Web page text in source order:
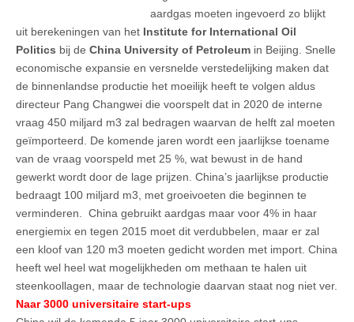
aardgas moeten ingevoerd zo blijkt
uit berekeningen van het Institute for International Oil
Politics bij de China University of Petroleum in Beijing. Snelle
economische expansie en versnelde verstedelijking maken dat
de binnenlandse productie het moeilijk heeft te volgen aldus
directeur Pang Changwei die voorspelt dat in 2020 de interne
vraag 450 miljard m3 zal bedragen waarvan de helft zal moeten
geïmporteerd. De komende jaren wordt een jaarlijkse toename
van de vraag voorspeld met 25 %, wat bewust in de hand
gewerkt wordt door de lage prijzen. China’s jaarlijkse productie
bedraagt 100 miljard m3, met groeivoeten die beginnen te
verminderen. China gebruikt aardgas maar voor 4% in haar
energiemix en tegen 2015 moet dit verdubbelen, maar er zal
een kloof van 120 m3 moeten gedicht worden met import. China
heeft wel heel wat mogelijkheden om methaan te halen uit
steenkoollagen, maar de technologie daarvan staat nog niet ver.
Naar 3000 universitaire start-ups